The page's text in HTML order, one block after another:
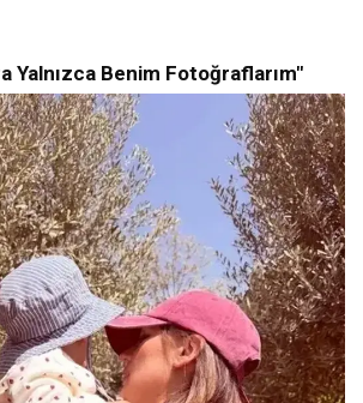
Yalnızca Benim Fotoğraflarım"